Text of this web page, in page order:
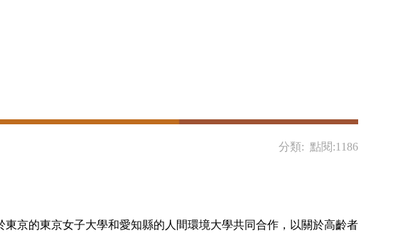
分類: 點閱:1186
京的東京女子大學和愛知縣的人間環境大學共同合作，以關於高齡者